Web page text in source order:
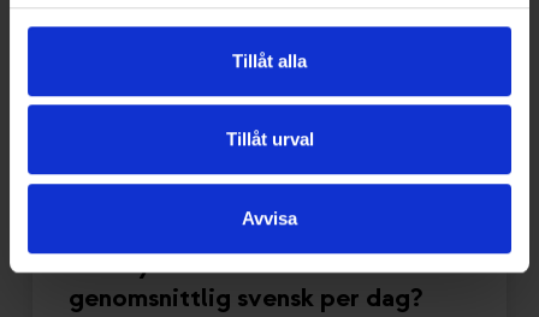
Tillåt alla
Tillåt urval
Avvisa
Hur mycket vatten förbrukar en
genomsnittlig svensk per dag?